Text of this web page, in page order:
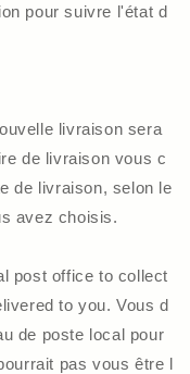
pour suivre l'état d
livraison sera
de livraison vous c
de livraison, selon le
avez choisis.
post office to collect
to you. Vous d
de poste local pour
pas vous être l